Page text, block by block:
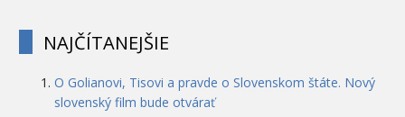
NAJČÍTANEJŠIE
O Golianovi, Tisovi a pravde o Slovenskom štáte. Nový
slovenský film bude otvárať